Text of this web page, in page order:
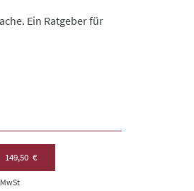
Ein Ratgeber für
149,50 €